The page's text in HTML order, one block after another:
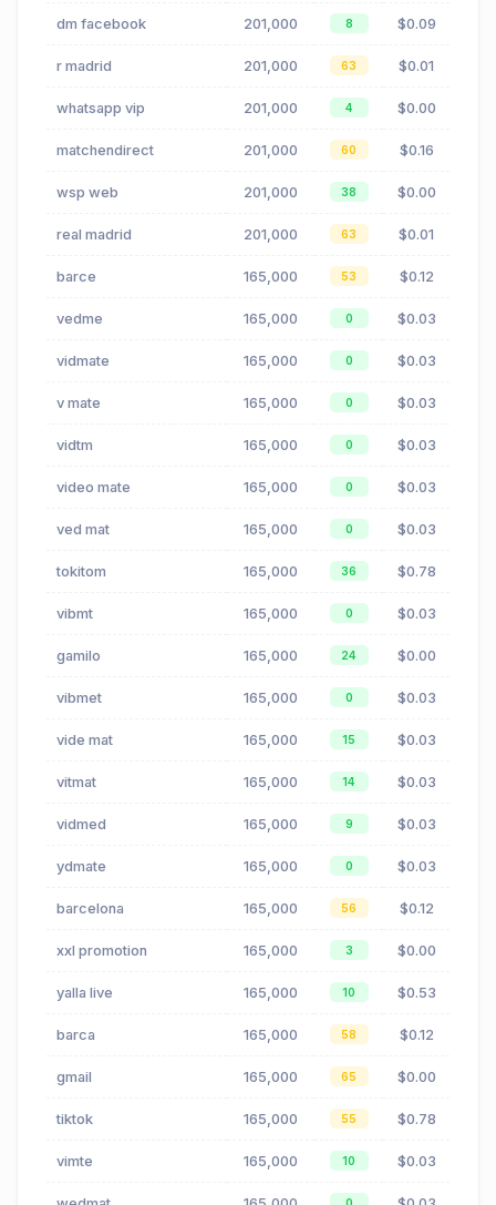
dm facebook 201,000 8 $0.09
r madrid 201,000 63 $0.01
whatsapp vip 201,000 4 $0.00
matchendirect 201,000 60 $0.16
wsp web 201,000 38 $0.00
real madrid 201,000 63 $0.01
barce 165,000 53 $0.12
vedme 165,000 0 $0.03
vidmate 165,000 0 $0.03
v mate 165,000 0 $0.03
vidtm 165,000 0 $0.03
video mate 165,000 0 $0.03
ved mat 165,000 0 $0.03
tokitom 165,000 36 $0.78
vibmt 165,000 0 $0.03
gamilo 165,000 24 $0.00
vibmet 165,000 0 $0.03
vide mat 165,000 15 $0.03
vitmat 165,000 14 $0.03
vidmed 165,000 9 $0.03
ydmate 165,000 0 $0.03
barcelona 165,000 56 $0.12
xxl promotion 165,000 3 $0.00
yalla live 165,000 10 $0.53
barca 165,000 58 $0.12
gmail 165,000 65 $0.00
tiktok 165,000 55 $0.78
vimte 165,000 10 $0.03